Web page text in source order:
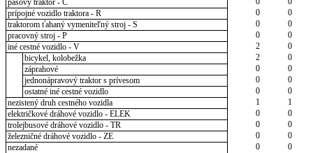
pásový traktor - C
prípojné vozidlo traktora - R
0
0
traktorom ťahaný vymeniteľný stroj - S
0
0
pracovný stroj - P
0
0
iné cestné vozidlo - V
2
0
bicykel, kolobežka
2
0
záprahové
0
0
jednonápravový traktor s prívesom
0
0
ostatné iné cestné vozidlo
0
0
nezistený druh cestného vozidla
1
1
električkové dráhové vozidlo - ELEK
0
0
trolejbusové dráhové vozidlo - TR
0
0
železničné dráhové vozidlo - ZE
0
0
nezadané
0 0